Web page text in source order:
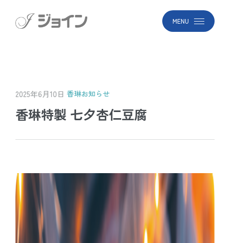
MENU
2025年6月10日 香琳お知らせ
香琳特製 七夕杏仁豆腐